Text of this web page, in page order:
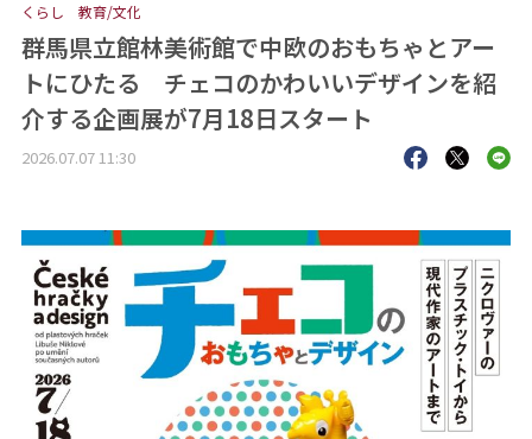
おすすめコンテンツ
出版物
会社概要
くらし 教育/文化
群馬県立館林美術館で中欧のおもちゃとアー
トにひたる チェコのかわいいデザインを紹
介する企画展が7月18日スタート
2026.07.07 11:30